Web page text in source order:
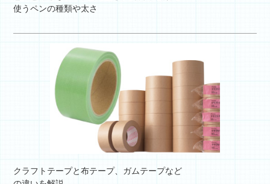
使うペンの種類や太さ
クラフトテープと布テープ、ガムテープなど